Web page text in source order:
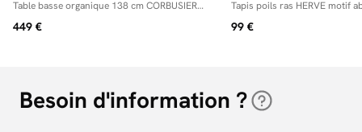
Table basse organique 138 cm CORBUSIER
449 €
Tapis poils ras HERVE motif
99 €
Besoin d'information ?